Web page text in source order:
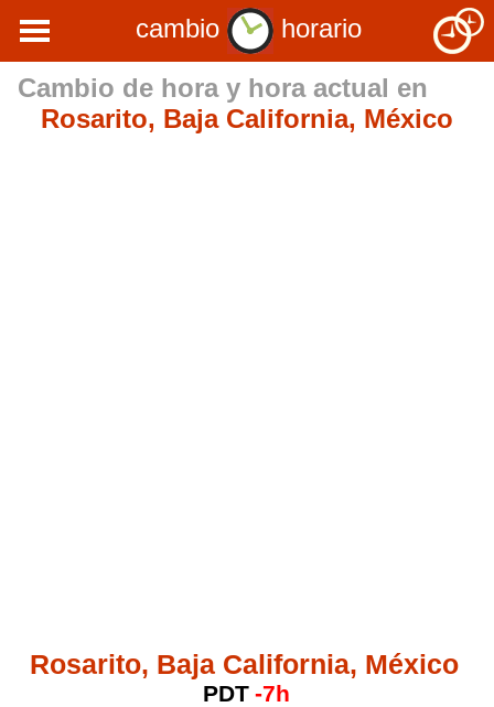
cambio
horario
Cambio de hora y hora actual en
Rosarito, Baja California, México
Rosarito, Baja California, México
PDT -7h